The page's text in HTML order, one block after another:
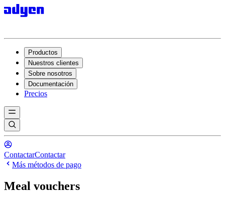
Productos
Nuestros clientes
Sobre nosotros
Documentación
Precios
ContactarContactar
Más métodos de pago
Meal vouchers